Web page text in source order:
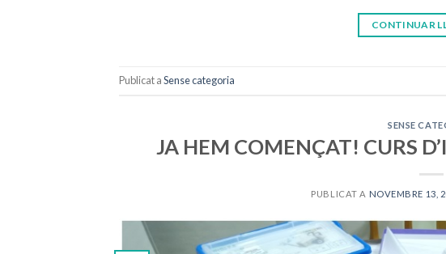
CONTINUAR
Publicat aSense categoria
SENSE
JA HEM COMENÇAT! CURS
PUBLICAT A NOVEMBRE 13,